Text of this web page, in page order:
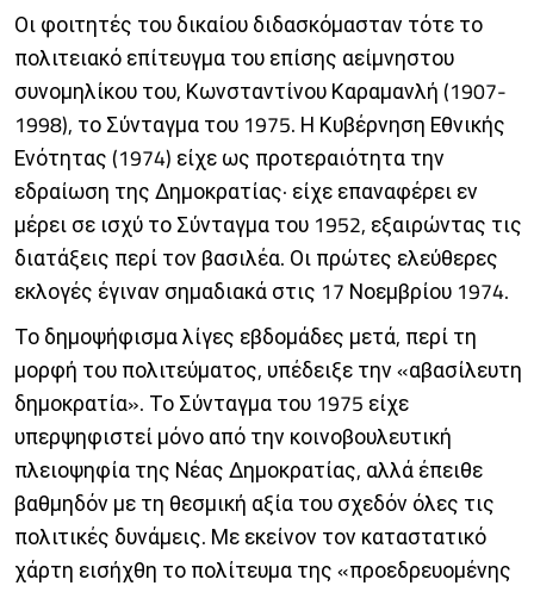
Οι φοιτητές του δικαίου διδασκόμασταν τότε το
πολιτειακό επίτευγμα του επίσης αείμνηστου
συνομηλίκου του, Κωνσταντίνου Καραμανλή (1907-
1998), το Σύνταγμα του 1975. Η Κυβέρνηση Εθνικής
Ενότητας (1974) είχε ως προτεραιότητα την
εδραίωση της Δημοκρατίας· είχε επαναφέρει εν
μέρει σε ισχύ το Σύνταγμα του 1952, εξαιρώντας τις
διατάξεις περί τον βασιλέα. Οι πρώτες ελεύθερες
εκλογές έγιναν σημαδιακά στις 17 Νοεμβρίου 1974.
Το δημοψήφισμα λίγες εβδομάδες μετά, περί τη
μορφή του πολιτεύματος, υπέδειξε την «αβασίλευτη
δημοκρατία». Το Σύνταγμα του 1975 είχε
υπερψηφιστεί μόνο από την κοινοβουλευτική
πλειοψηφία της Νέας Δημοκρατίας, αλλά έπειθε
βαθμηδόν με τη θεσμική αξία του σχεδόν όλες τις
πολιτικές δυνάμεις. Με εκείνον τον καταστατικό
χάρτη εισήχθη το πολίτευμα της «προεδρευομένης